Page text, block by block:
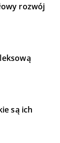
rozwój
są ich